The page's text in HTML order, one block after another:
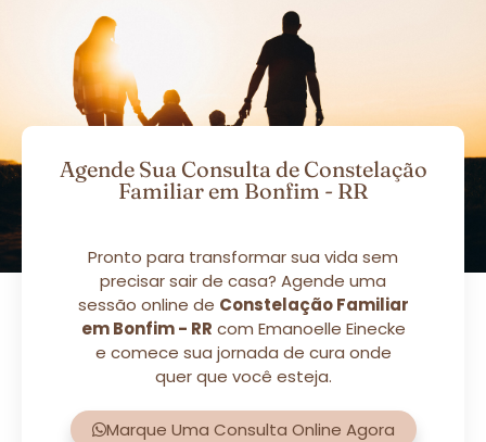
Agende Sua Consulta de Constelação
Familiar em Bonfim - RR
Pronto para transformar sua vida sem
precisar sair de casa? Agende uma
sessão online de Constelação Familiar
em Bonfim - RR com Emanoelle Einecke
e comece sua jornada de cura onde
quer que você esteja.
Marque Uma Consulta Online Agora